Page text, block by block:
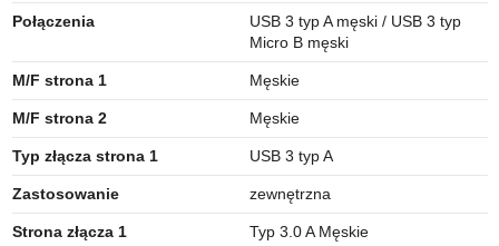
Połączenia
USB 3 typ A męski / USB 3 typ
Micro B męski
M/F strona 1 Męskie
M/F strona 2 Męskie
Typ złącza strona 1 USB 3 typ A
Zastosowanie zewnętrzna
Strona złącza 1 Typ 3.0 A Męskie